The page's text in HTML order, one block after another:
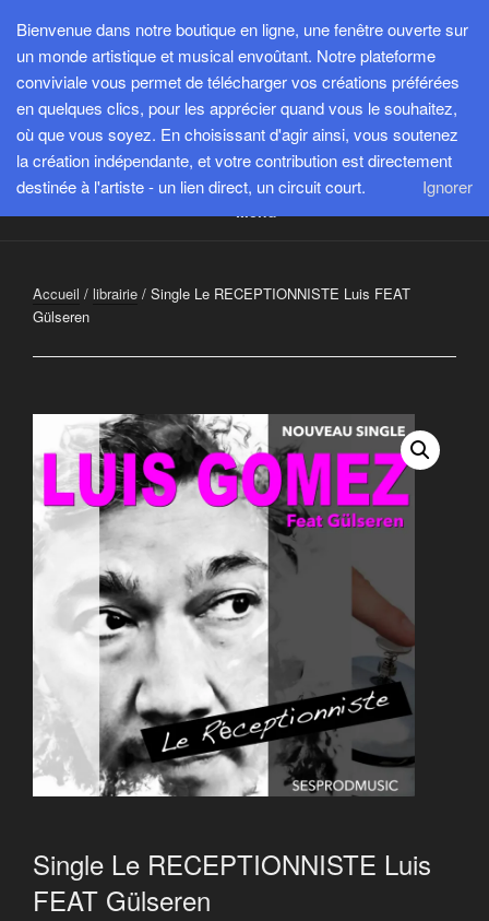
Bienvenue dans notre boutique en ligne, une fenêtre ouverte sur
un monde artistique et musical envoûtant. Notre plateforme
conviviale vous permet de télécharger vos créations préférées
en quelques clics, pour les apprécier quand vous le souhaitez,
où que vous soyez. En choisissant d'agir ainsi, vous soutenez
la création indépendante, et votre contribution est directement
destinée à l'artiste - un lien direct, un circuit court.
Ignorer
contenu
principal
SESPROD
Créer, exister et transmettre pour avancer ensemble
Accueil / librairie / Single Le RECEPTIONNISTE Luis FEAT
Gülseren
Single Le RECEPTIONNISTE Luis
FEAT Gülseren